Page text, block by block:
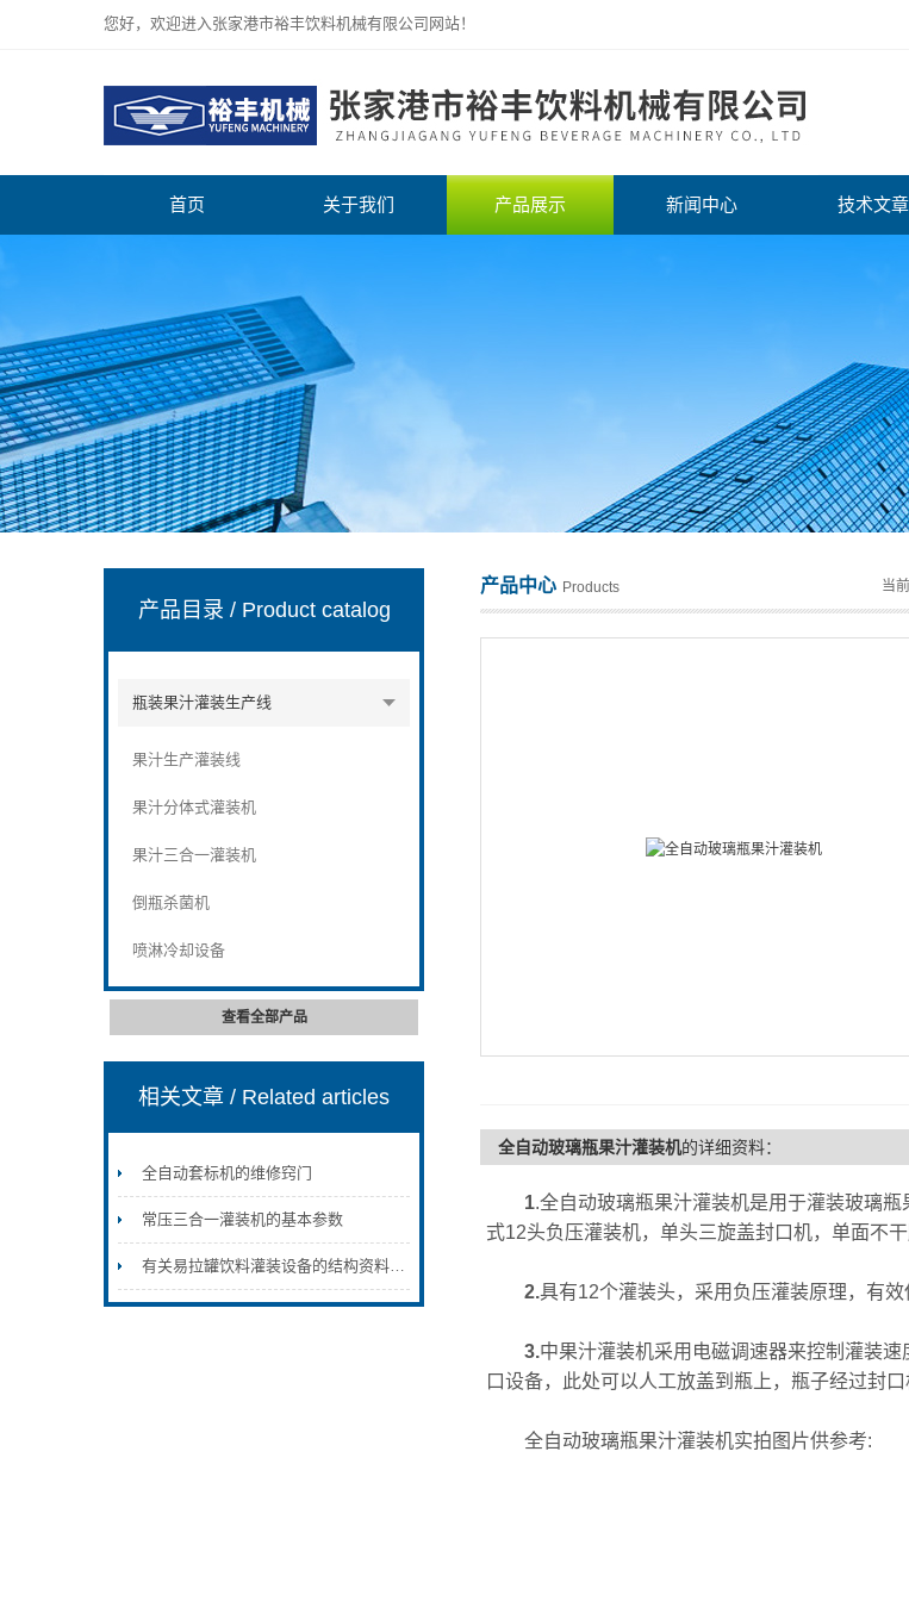
您好，欢迎进入张家港市裕丰饮料机械有限公司网站！
首页 关于我们 产品展示 新闻中心 技术文章
产品目录 / Product catalog
瓶装果汁灌装生产线
果汁生产灌装线
果汁分体式灌装机
果汁三合一灌装机
倒瓶杀菌机
喷淋冷却设备
查看全部产品
相关文章/ Related articles
全自动套标机的维修窍门
常压三合一灌装机的基本参数
有关易拉罐饮料灌装设备的结构资料，我们已为您整理好了
产品中心 Products 当
全自动玻璃瓶果汁灌装机的详细资料：
1.全自动玻璃瓶果汁灌装机是用于灌装玻璃
式12头负压灌装机，单头三旋盖封口机，单面不
2.具有12个灌装头，采用负压灌装原理，有效
3.中果汁灌装机采用电磁调速器来控制灌装
口设备，此处可以人工放盖到瓶上，瓶子经过封口
全自动玻璃瓶果汁灌装机实拍图片供参考: